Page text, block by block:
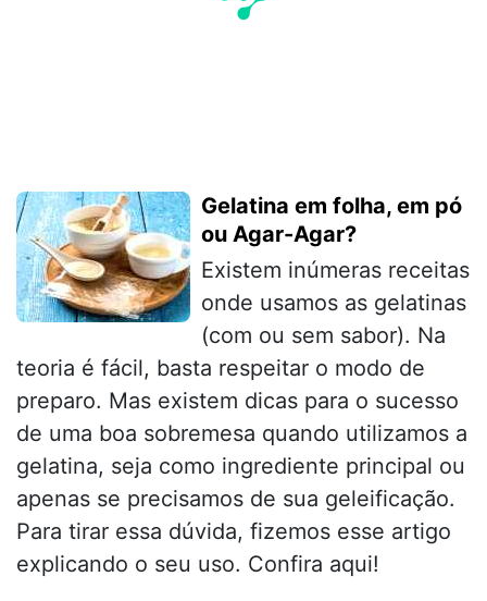
Gelatina em folha, em pó
ou Agar-Agar?
Existem inúmeras receitas
onde usamos as gelatinas
(com ou sem sabor). Na
teoria é fácil, basta respeitar o modo de
preparo. Mas existem dicas para o sucesso
de uma boa sobremesa quando utilizamos a
gelatina, seja como ingrediente principal ou
apenas se precisamos de sua geleificação.
Para tirar essa dúvida, fizemos esse artigo
explicando o seu uso. Confira aqui!